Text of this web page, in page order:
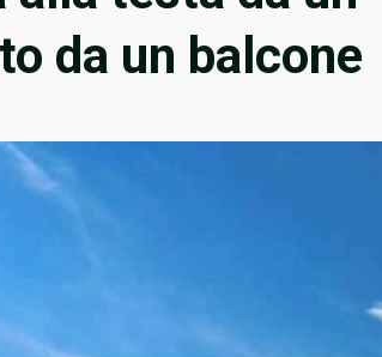
da un balcone